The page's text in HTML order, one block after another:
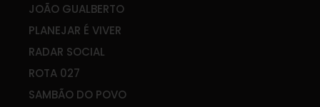
JOÃO GUALBERTO
PLANEJAR É VIVER
RADAR SOCIAL
ROTA 027
SAMBÃO DO POVO